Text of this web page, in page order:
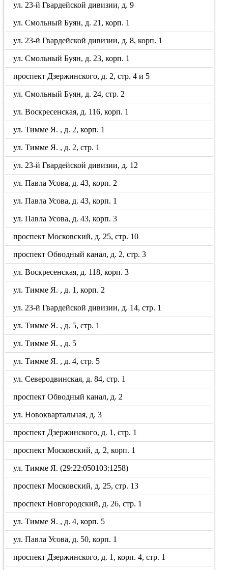
ул. 23-й Гвардейской дивизии, д. 9
ул. Смольный Буян, д. 21, корп. 1
ул. 23-й Гвардейской дивизии, д. 8, корп. 1
ул. Смольный Буян, д. 23, корп. 1
проспект Дзержинского, д. 2, стр. 4 и 5
ул. Смольный Буян, д. 24, стр. 2
ул. Воскресенская, д. 116, корп. 1
ул. Тимме Я. , д. 2, корп. 1
ул. Тимме Я. , д. 2, стр. 1
ул. 23-й Гвардейской дивизии, д. 12
ул. Павла Усова, д. 43, корп. 2
ул. Павла Усова, д. 43, корп. 1
ул. Павла Усова, д. 43, корп. 3
проспект Московский, д. 25, стр. 10
проспект Обводный канал, д. 2, стр. 3
ул. Воскресенская, д. 118, корп. 3
ул. Тимме Я. , д. 1, корп. 2
ул. 23-й Гвардейской дивизии, д. 14, стр. 1
ул. Тимме Я. , д. 5, стр. 1
ул. Тимме Я. , д. 5
ул. Тимме Я. , д. 4, стр. 5
ул. Северодвинская, д. 84, стр. 1
проспект Обводный канал, д. 2
ул. Новоквартальная, д. 3
проспект Дзержинского, д. 1, стр. 1
проспект Московский, д. 2, корп. 1
ул. Тимме Я. (29:22:050103:1258)
проспект Московский, д. 25, стр. 13
проспект Новгородский, д. 26, стр. 1
ул. Тимме Я. , д. 4, корп. 5
ул. Павла Усова, д. 50, корп. 1
проспект Дзержинского, д. 1, корп. 4, стр. 1